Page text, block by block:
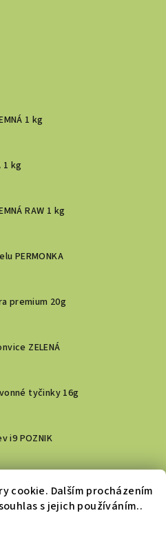
cookie. Dalším procházením
s jejich používáním..
1 kg
1 kg
RAW 1 kg
PERMONKA
premium 20g
ZELENÁ
tyčinky 16g
i9 POZNIK
bílá
zubní gel